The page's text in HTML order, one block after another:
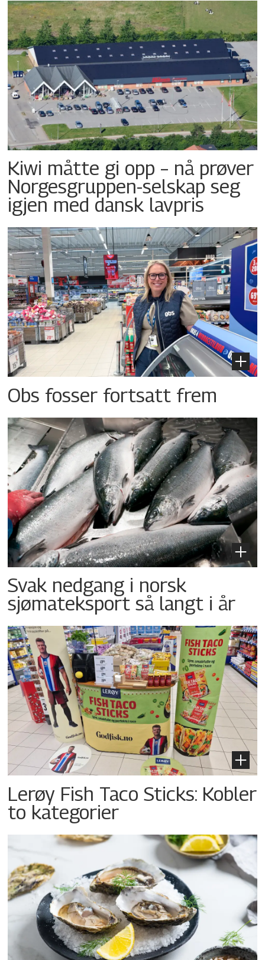
Kiwi måtte gi opp – nå prøver
Norgesgruppen-selskap seg
igjen med dansk lavpris
Obs fosser fortsatt frem
Svak nedgang i norsk
sjømateksport så langt i år
Lerøy Fish Taco Sticks: Kobler
to kategorier